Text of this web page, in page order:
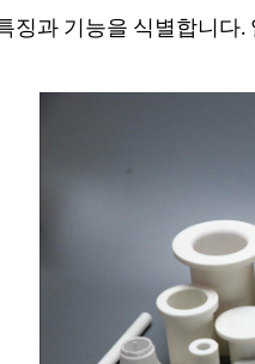
징과 기능을 식별합니다